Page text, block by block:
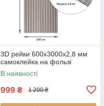
3D рейки 600х3000х2,8 мм
самоклейка на фользі
В наявності
999 ₴ 1 200 ₴